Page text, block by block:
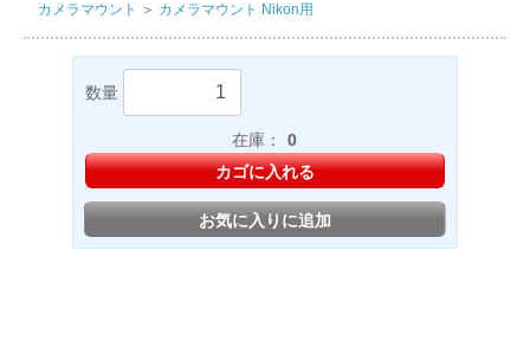
カメラマウント
＞ カメラマウント Nikon用
数量
在庫：
0
カゴに入れる
お気に入りに追加